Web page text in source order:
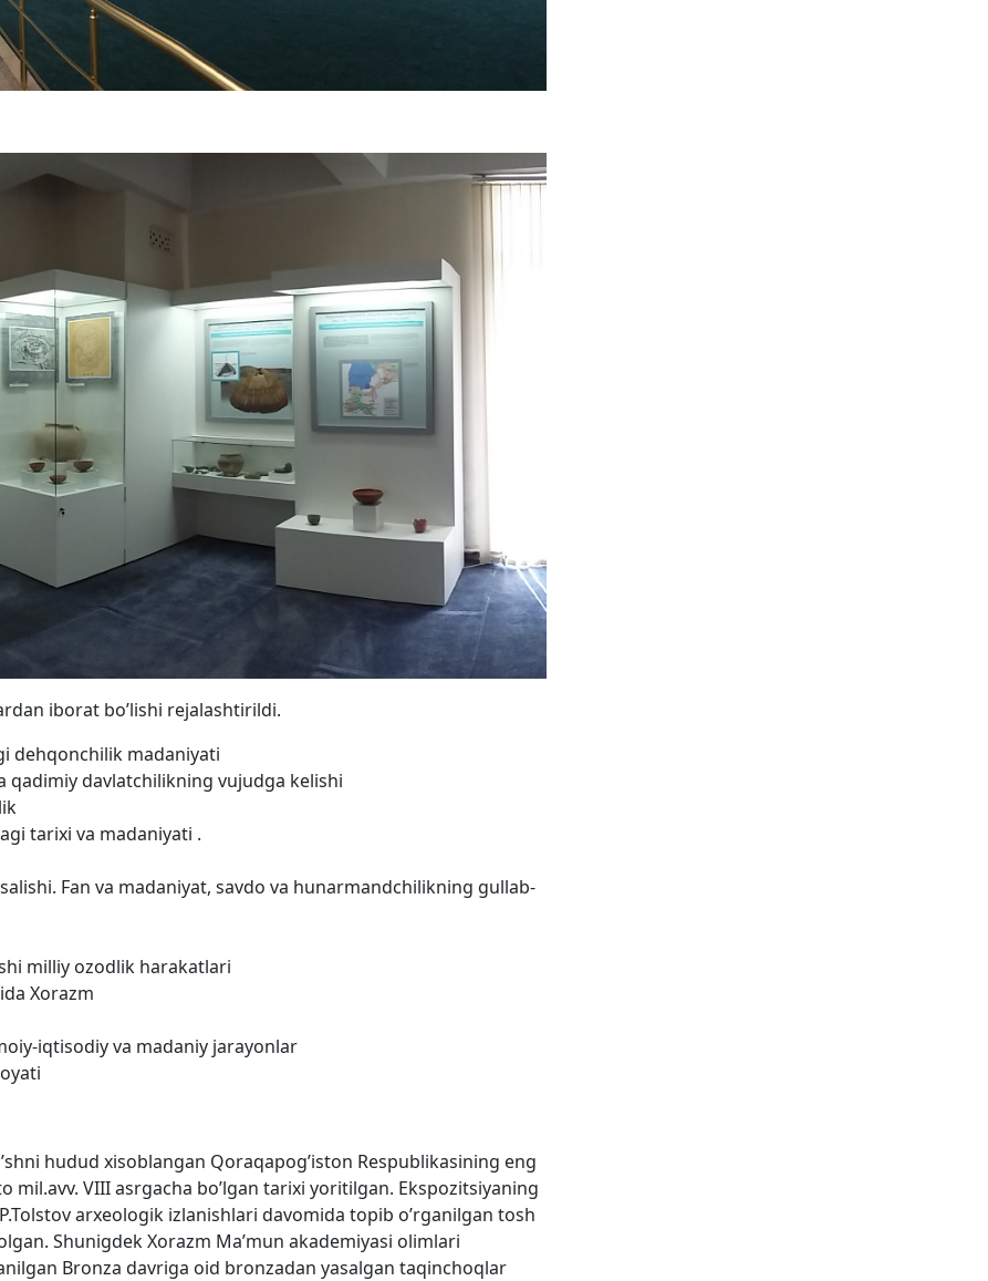
iborat bo’lishi rejalashtirildi.
dehqonchilik madaniyati
qadimiy davlatchilikning vujudga kelishi
tarixi va madaniyati .
Fan va madaniyat, savdo va hunarmandchilikning gullab-
milliy ozodlik harakatlari
Xorazm
iqtisodiy va madaniy jarayonlar
hudud xisoblangan Qoraqapog’iston Respublikasining eng
VIII asrgacha bo’lgan tarixi yoritilgan. Ekspozitsiyaning
arxeologik izlanishlari davomida topib o’rganilgan tosh
Shunigdek Xorazm Ma’mun akademiyasi olimlari
Bronza davriga oid bronzadan yasalgan taqinchoqlar